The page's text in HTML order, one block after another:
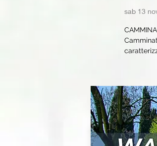
sab 13